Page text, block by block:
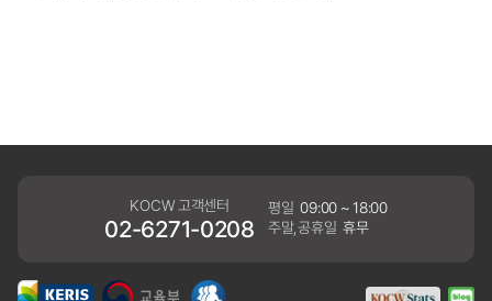
KOCW 고객센터
02-6271-0208
평일 09:00 ~ 18:00
주말,공휴일 휴무